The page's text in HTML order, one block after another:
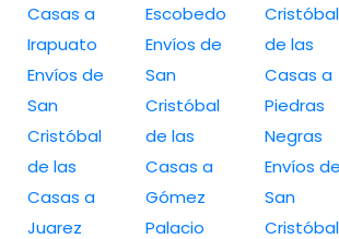
Casas a
Irapuato
Envíos de
San
Cristóbal
de las
Casas a
Juarez
Escobedo
Envíos de
San
Cristóbal
de las
Casas a
Gómez
Palacio
Cristóbal
de las
Casas a
Piedras
Negras
Envíos de
San
Cristóbal